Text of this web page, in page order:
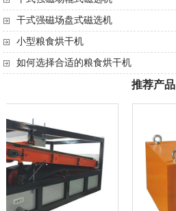
干式强磁场盘式磁选机
小型粮食烘干机
如何选择合适的粮食烘干机
推荐产品